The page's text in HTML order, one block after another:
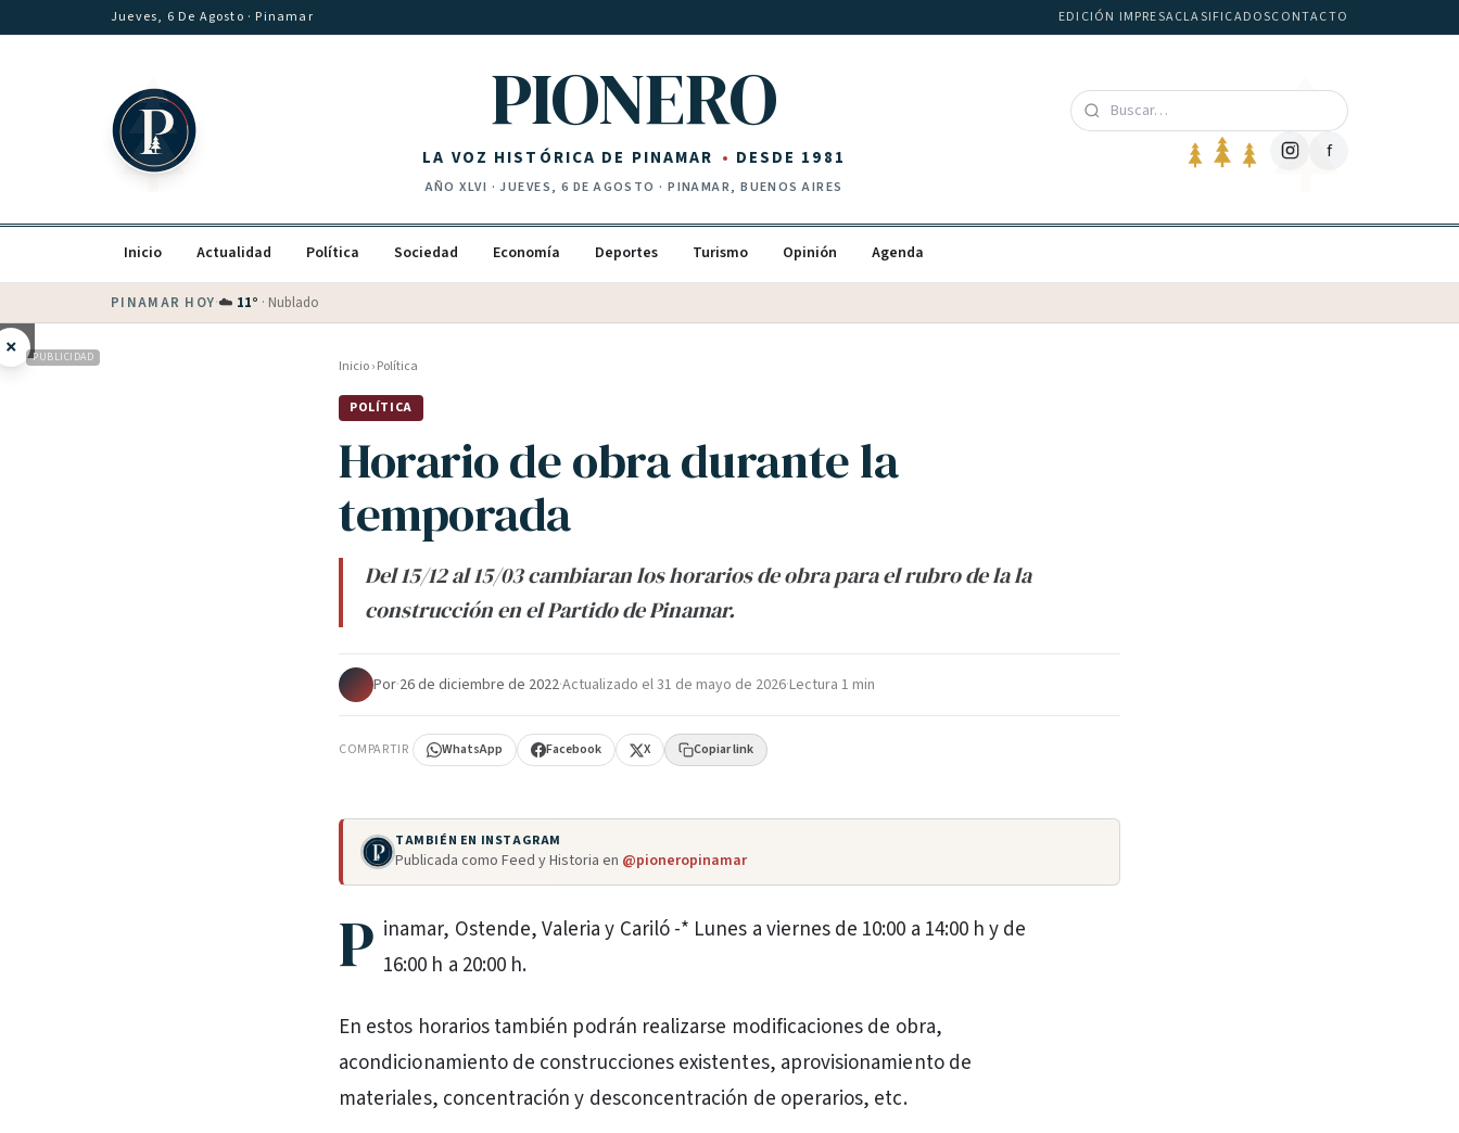
Saltar al contenidoJueves, 6 De Agosto · Pinamar EDICIÓN IMPRESACLASIFICADOSCONTACTO
PIONERO
LA VOZ HISTÓRICA DE PINAMAR DESDE 1981
AÑOXLVI ·JUEVES, 6 DE AGOSTO · PINAMAR, BUENOS AIRES
f
Inicio Actualidad Política Sociedad Economía Deportes Turismo Opinión Agenda
PINAMAR HOY·💵 Dólar blue$1540
× PUBLICIDAD Inicio›Política
POLÍTICA
Horario de obra durante la
temporada
Del 15/12 al 15/03 cambiaran los horarios de obra para el rubro de la la
construcción en el Partido de Pinamar.
Por·26 de diciembre de 2022·Actualizado el31 de mayo de 2026·Lectura 1 min
COMPARTIR WhatsApp Facebook X Copiar link
TAMBIÉN EN INSTAGRAM
Publicada como Feed y Historia en @pioneropinamar
P inamar, Ostende, Valeria y Cariló -* Lunes a viernes de 10:00 a 14:00 h y de
16:00 h a 20:00 h.
En estos horarios también podrán realizarse modificaciones de obra,
acondicionamiento de construcciones existentes, aprovisionamiento de
materiales, concentración y desconcentración de operarios, etc.